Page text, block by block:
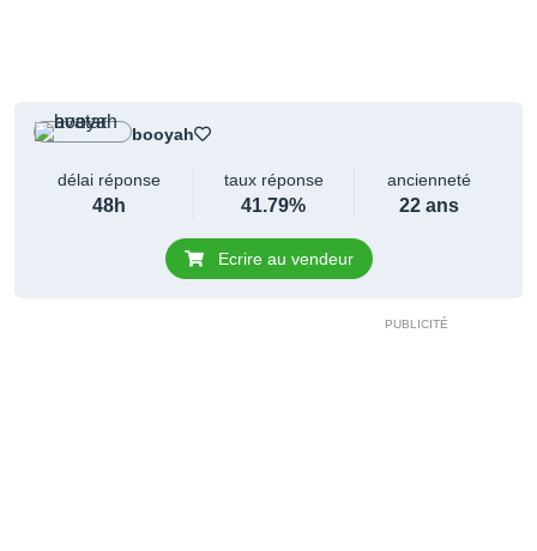
booyah
délai réponse
48h
taux réponse
41.79%
ancienneté
22 ans
Ecrire au vendeur